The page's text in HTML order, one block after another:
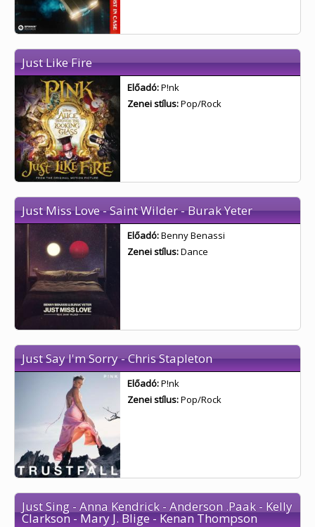
Just Like Fire
Előadó:P!nk
Zenei stílus:Pop/Rock
Just Miss Love - Saint Wilder - Burak Yeter
Előadó:Benny Benassi
Zenei stílus:Dance
Just Say I'm Sorry - Chris Stapleton
Előadó:P!nk
Zenei stílus:Pop/Rock
Just Sing - Anna Kendrick - Anderson .Paak - Kelly
Clarkson - Mary J. Blige - Kenan Thompson